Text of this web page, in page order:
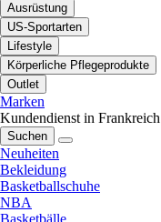
Ausrüstung
US-Sportarten
Lifestyle
Körperliche Pflegeprodukte
Outlet
Marken
Kundendienst in Frankreich
Suchen
Neuheiten
Bekleidung
Basketballschuhe
NBA